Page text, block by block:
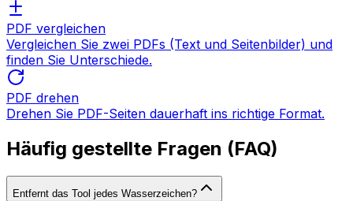
PDF vergleichen
Vergleichen Sie zwei PDFs (Text und Seitenbilder) und
finden Sie Unterschiede.
PDF drehen
Drehen Sie PDF-Seiten dauerhaft ins richtige Format.
Häufig gestellte Fragen (FAQ)
Entfernt das Tool jedes Wasserzeichen?